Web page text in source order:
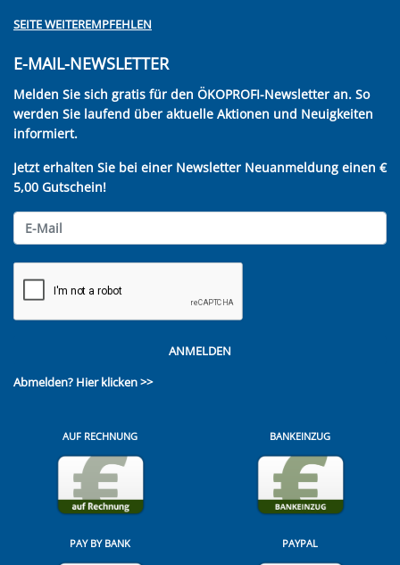
SEITE WEITEREMPFEHLEN
E-MAIL-NEWSLETTER
Melden Sie sich gratis für den ÖKOPROFI-Newsletter an. So
werden Sie laufend über aktuelle Aktionen und Neuigkeiten
informiert.
Jetzt erhalten Sie bei einer Newsletter Neuanmeldung einen €
5,00 Gutschein!
ANMELDEN
Abmelden? Hier klicken >>
AUF RECHNUNG BANKEINZUG
PAY BY BANK PAYPAL